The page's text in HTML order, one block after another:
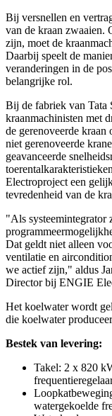
Bij versnellen en
van de kraan zwaaien.
zijn, moet de
Daarbij speelt de
veranderingen in de
belangrijke rol.
Bij de fabriek van Tata
kraanmachinisten met
de gerenoveerde kraan
niet gerenoveerde
geavanceerde
Electroproject een
tevredenheid van de
"Als systeemintegrator
Dat geldt niet alleen
ventilatie en
we actief zijn," aldus
Director bij ENGIE
Het koelwater wordt
die koelwater
Bestek van levering:
Takel: 2 x 820
watergekoelde